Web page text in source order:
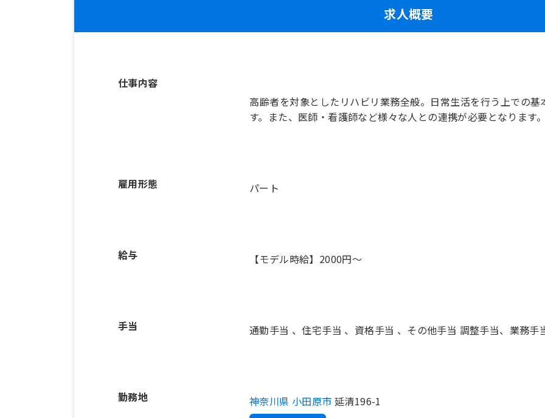
求人概要
仕事内容
高齢者を対象としたリハビリ業務全般。日常生活を行う上での
す。また、医師・看護師など様々な人との連携が必要となります
雇用形態 パート
給与 【モデル時給】2000円〜
手当 通勤手当 、住宅手当 、資格手当 、その他手当 調整手当、業務手
勤務地 神奈川県 小田原市 延清196-1